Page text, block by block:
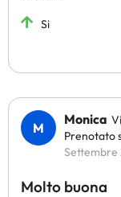
Si
Monica
Prenotato
Settembre
Molto buona